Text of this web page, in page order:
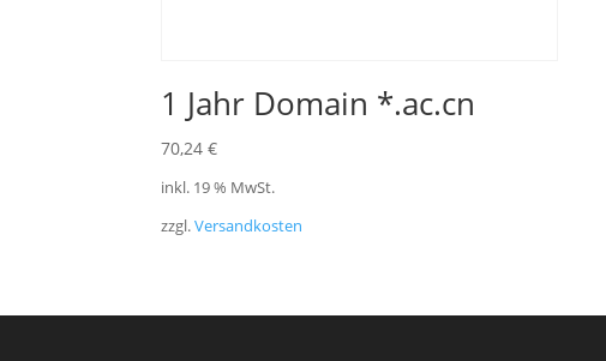
1 Jahr Domain *.ac.cn
70,24€
inkl. 19 % MwSt.
zzgl.Versandkosten